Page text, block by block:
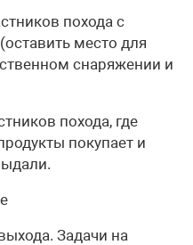
похода с
место для
снаряжении и
похода, где
покупает и
Задачи на